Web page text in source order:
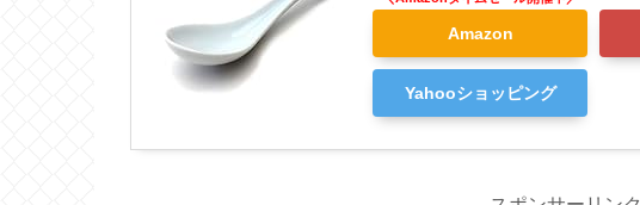
Amazon
Yahooショッピング